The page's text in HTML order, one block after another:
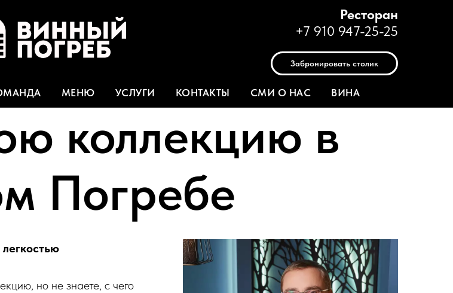
Ресторан
+7 910 947-25-25
Забронировать столик
МЕНЮ УСЛУГИ КОНТАКТЫ СМИ О НАС ВИНА
коллекцию в
Погребе
но не знаете, с чего